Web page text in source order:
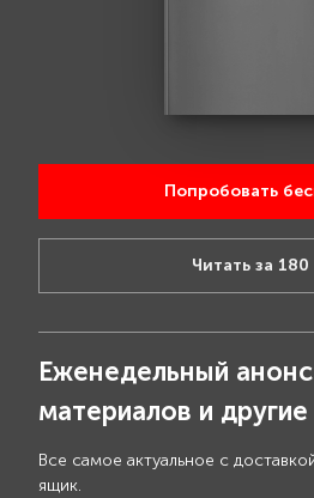
Попробовать
Читать за 180
Еженедельный
материалов и
Все самое актуальное с
ящик.